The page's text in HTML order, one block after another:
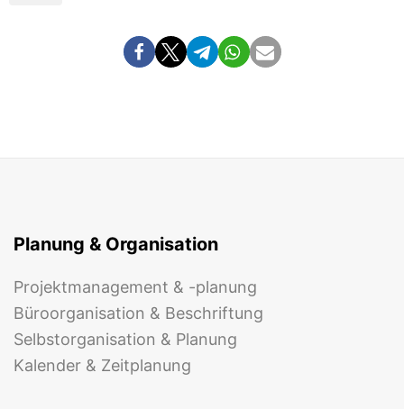
Planung & Organisation
Projektmanagement & -planung
Büroorganisation & Beschriftung
Selbstorganisation & Planung
Kalender & Zeitplanung